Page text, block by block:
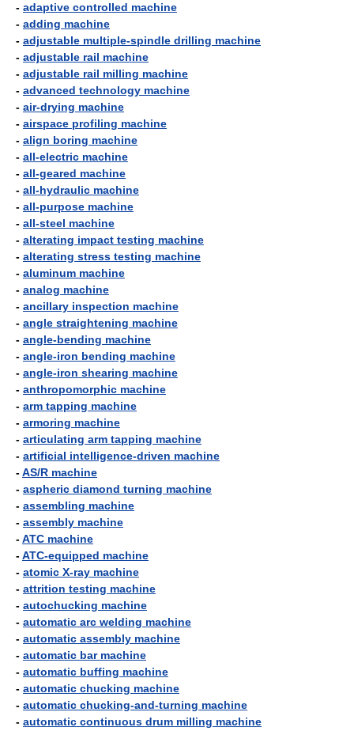
- adaptive controlled machine
- adding machine
- adjustable multiple-spindle drilling machine
- adjustable rail machine
- adjustable rail milling machine
- advanced technology machine
- air-drying machine
- airspace profiling machine
- align boring machine
- all-electric machine
- all-geared machine
- all-hydraulic machine
- all-purpose machine
- all-steel machine
- alterating impact testing machine
- alterating stress testing machine
- aluminum machine
- analog machine
- ancillary inspection machine
- angle straightening machine
- angle-bending machine
- angle-iron bending machine
- angle-iron shearing machine
- anthropomorphic machine
- arm tapping machine
- armoring machine
- articulating arm tapping machine
- artificial intelligence-driven machine
-AS/R machine
- aspheric diamond turning machine
- assembling machine
- assembly machine
-ATC machine
-ATC-equipped machine
- atomic X-ray machine
- attrition testing machine
- autochucking machine
- automatic arc welding machine
- automatic assembly machine
- automatic bar machine
- automatic buffing machine
- automatic chucking machine
- automatic chucking-and-turning machine
- automatic continuous drum milling machine